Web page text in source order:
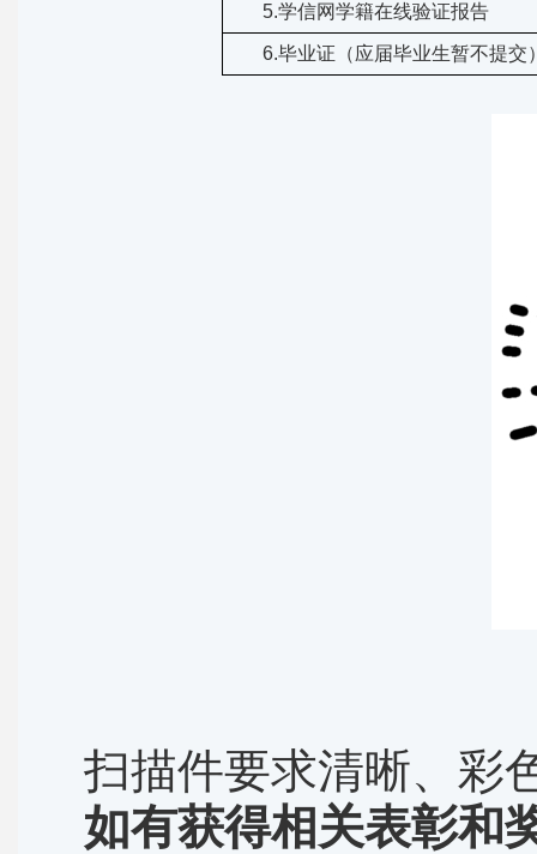
5.学信网学籍在线验证报告
6.毕业证（应届毕业生暂不提交
扫描件要求清晰、彩
如有获得相关表彰和